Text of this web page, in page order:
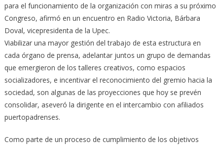
para el funcionamiento de la organización con miras a su próximo
Congreso, afirmó en un encuentro en Radio Victoria, Bárbara
Doval, vicepresidenta de la Upec.
Viabilizar una mayor gestión del trabajo de esta estructura en
cada órgano de prensa, adelantar juntos un grupo de demandas
que emergieron de los talleres creativos, como espacios
socializadores, e incentivar el reconocimiento del gremio hacia la
sociedad, son algunas de las proyecciones que hoy se prevén
consolidar, aseveró la dirigente en el intercambio con afiliados
puertopadrenses.
Como parte de un proceso de cumplimiento de los objetivos